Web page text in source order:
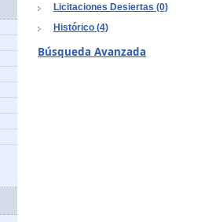
Licitaciones Desiertas (0)
Histórico (4)
Búsqueda Avanzada